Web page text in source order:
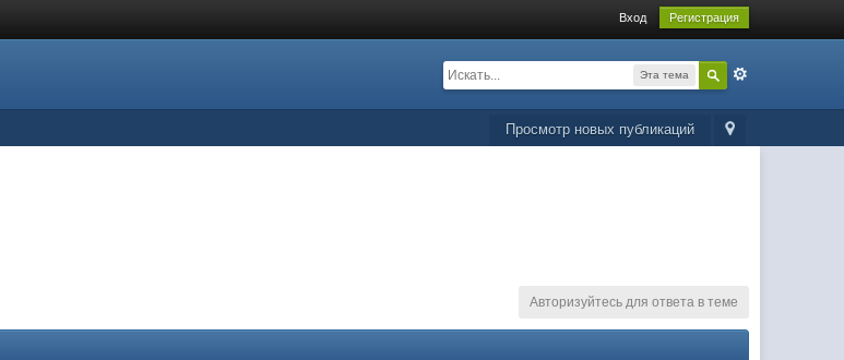
Вход Регистрация
Эта тема
Просмотр новых публикаций
Авторизуйтесь для ответа в теме